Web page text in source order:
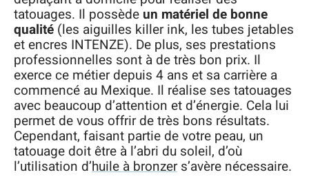
tatouages. Il possède un matériel de bonne
qualité (les aiguilles killer ink, les tubes jetables
et encres INTENZE). De plus, ses prestations
professionnelles sont à de très bon prix. Il
exerce ce métier depuis 4 ans et sa carrière a
commencé au Mexique. Il réalise ses tatouages
avec beaucoup d’attention et d’énergie. Cela lui
permet de vous offrir de très bons résultats.
Cependant, faisant partie de votre peau, un
tatouage doit être à l’abri du soleil, d’où
l’utilisation d’huile à bronzers’avère nécessaire.